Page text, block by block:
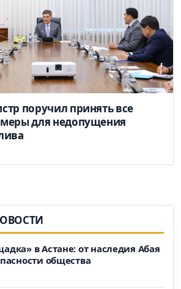
поручил принять все
для недопущения
в Астане: от наследия Абая
общества